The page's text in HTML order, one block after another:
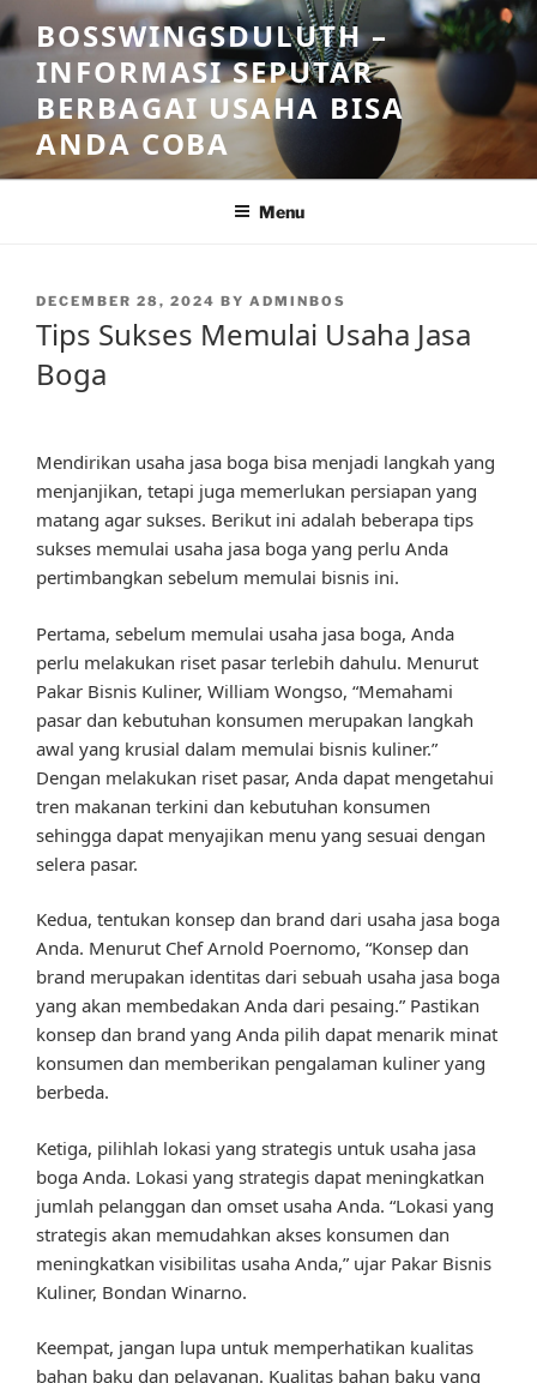
Skip
to
content
BOSSWINGSDULUTH –
INFORMASI SEPUTAR
BERBAGAI USAHA BISA
ANDA COBA
Menu
POSTED
ON
DECEMBER 28, 2024 BY ADMINBOS
Tips Sukses Memulai Usaha Jasa
Boga
Mendirikan usaha jasa boga bisa menjadi langkah yang
menjanjikan, tetapi juga memerlukan persiapan yang
matang agar sukses. Berikut ini adalah beberapa tips
sukses memulai usaha jasa boga yang perlu Anda
pertimbangkan sebelum memulai bisnis ini.
Pertama, sebelum memulai usaha jasa boga, Anda
perlu melakukan riset pasar terlebih dahulu. Menurut
Pakar Bisnis Kuliner, William Wongso, “Memahami
pasar dan kebutuhan konsumen merupakan langkah
awal yang krusial dalam memulai bisnis kuliner.”
Dengan melakukan riset pasar, Anda dapat mengetahui
tren makanan terkini dan kebutuhan konsumen
sehingga dapat menyajikan menu yang sesuai dengan
selera pasar.
Kedua, tentukan konsep dan brand dari usaha jasa boga
Anda. Menurut Chef Arnold Poernomo, “Konsep dan
brand merupakan identitas dari sebuah usaha jasa boga
yang akan membedakan Anda dari pesaing.” Pastikan
konsep dan brand yang Anda pilih dapat menarik minat
konsumen dan memberikan pengalaman kuliner yang
berbeda.
Ketiga, pilihlah lokasi yang strategis untuk usaha jasa
boga Anda. Lokasi yang strategis dapat meningkatkan
jumlah pelanggan dan omset usaha Anda. “Lokasi yang
strategis akan memudahkan akses konsumen dan
meningkatkan visibilitas usaha Anda,” ujar Pakar Bisnis
Kuliner, Bondan Winarno.
Keempat, jangan lupa untuk memperhatikan kualitas
bahan baku dan pelayanan. Kualitas bahan baku yang